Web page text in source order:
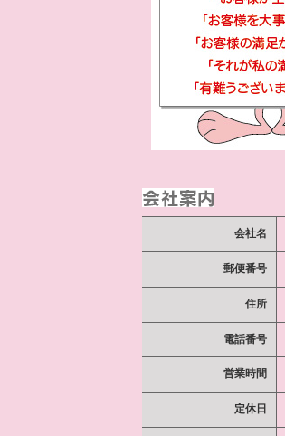
会社名
郵便番号
住所
電話番号
営業時間
定休日